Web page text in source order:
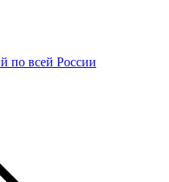
по всей России